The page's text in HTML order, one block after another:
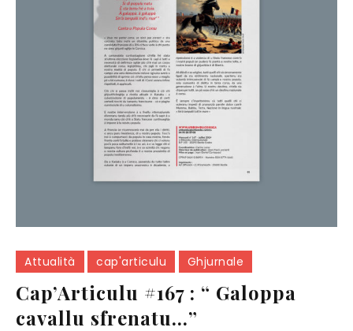
Attualità cap'articulu Ghjurnale
Cap’Articulu #167 : “ Galoppa
cavallu sfrenatu…”